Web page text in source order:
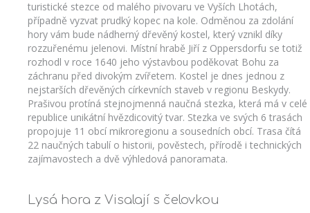
turistické stezce od malého pivovaru ve Vyších Lhotách,
případně vyzvat prudký kopec na kole. Odměnou za zdolání
hory vám bude nádherný dřevěný kostel, který vznikl díky
rozzuřenému jelenovi. Místní hrabě Jiří z Oppersdorfu se totiž
rozhodl v roce 1640 jeho výstavbou poděkovat Bohu za
záchranu před divokým zvířetem. Kostel je dnes jednou z
nejstarších dřevěných církevních staveb v regionu Beskydy.
Prašivou protíná stejnojmenná naučná stezka, která má v celé
republice unikátní hvězdicovitý tvar. Stezka ve svých 6 trasách
propojuje 11 obcí mikroregionu a sousedních obcí. Trasa čítá
22 naučných tabulí o historii, pověstech, přírodě i technických
zajímavostech a dvě výhledová panoramata.
Lysá hora z Visalají s čelovkou